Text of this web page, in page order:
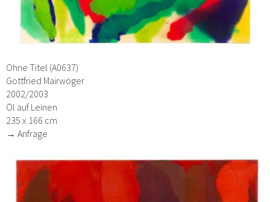
Ohne Titel (A0637)
Gottfried Mairwöger
2002/2003
Öl auf Leinen
235 x 166 cm
→ Anfrage